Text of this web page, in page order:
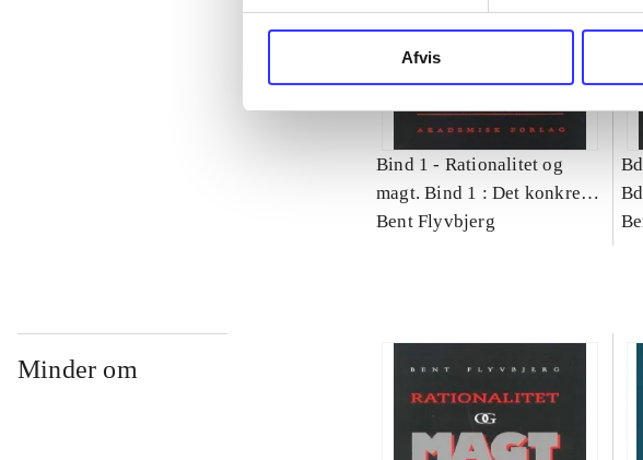
Afvis
Bind 1 - Rationalitet og
magt. Bind 1 : Det konkretes
videnskab
Bent Flyvbjerg
Minder om